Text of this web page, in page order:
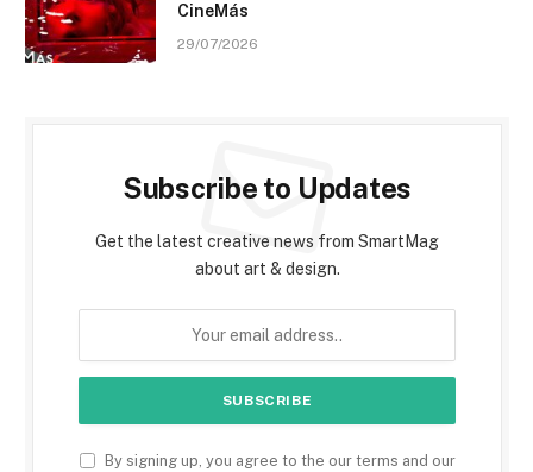
CineMás
29/07/2026
Subscribe to Updates
Get the latest creative news from SmartMag
about art & design.
By signing up, you agree to the our terms and our